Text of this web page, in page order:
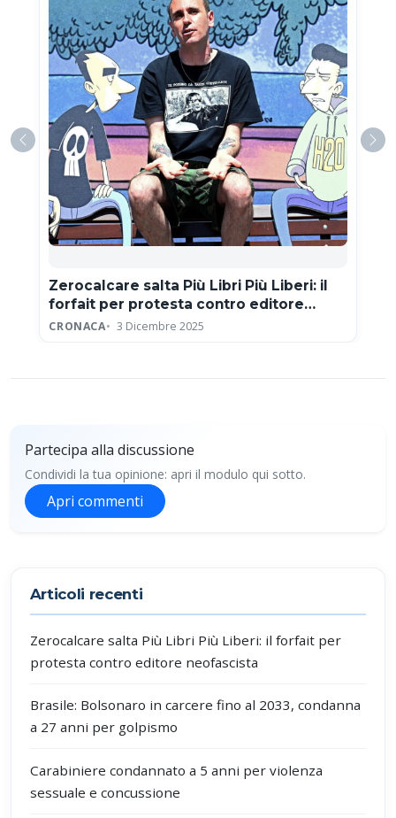
Zerocalcare salta Più Libri Più Liberi: il
forfait per protesta contro editore
neofascista
CRONACA 3 Dicembre 2025
Partecipa alla discussione
Condividi la tua opinione: apri il modulo qui sotto.
Apri commenti
Articoli recenti
Zerocalcare salta Più Libri Più Liberi: il forfait per
protesta contro editore neofascista
Brasile: Bolsonaro in carcere fino al 2033, condanna
a 27 anni per golpismo
Carabiniere condannato a 5 anni per violenza
sessuale e concussione